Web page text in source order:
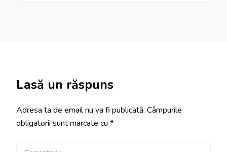
Lasă un răspuns
Adresa ta de email nu va fi publicată. Câmpurile
obligatorii sunt marcate cu *